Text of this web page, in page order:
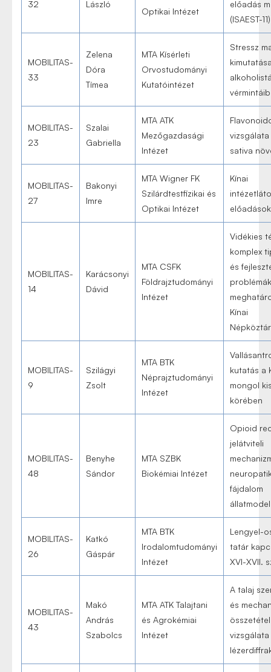
32 László
Optikai Intézet
előadás
(ISAEST-11)
MOBILITAS-
33
Zelena
Dóra
Tímea
MTA Kísérleti
Orvostudományi
Kutatóintézet
Stressz
MOBILITAS-
23
Szalai
Gabriella
MTA ATK
Mezőgazdasági
Intézet
vizsgálata
sativa
MOBILITAS-
27
Bakonyi
Imre
MTA Wigner FK
Szilárdtestfizikai és
Optikai Intézet
Kínai
MOBILITAS-
14
Karácsonyi
Dávid
MTA CSFK
Földrajztudományi
Intézet
Vidékies
komplex
és
problémák
Kínai
MOBILITAS-
9
Szilágyi
Zsolt
MTA BTK
Néprajztudományi
Intézet
kutatás a
mongol
körében
MOBILITAS-
48
Benyhe
Sándor
MTA SZBK
Biokémiai Intézet
Opioid
jelátviteli
fájdalom
MOBILITAS-
26
Katkó
Gáspár
MTA BTK
Irodalomtudományi
Intézet
Lengyel-
tatár
XVI-XVII.
MOBILITAS-
43
Makó
András
Szabolcs
MTA ATK Talajtani
és Agrokémiai
Intézet
A talaj
és
vizsgálata